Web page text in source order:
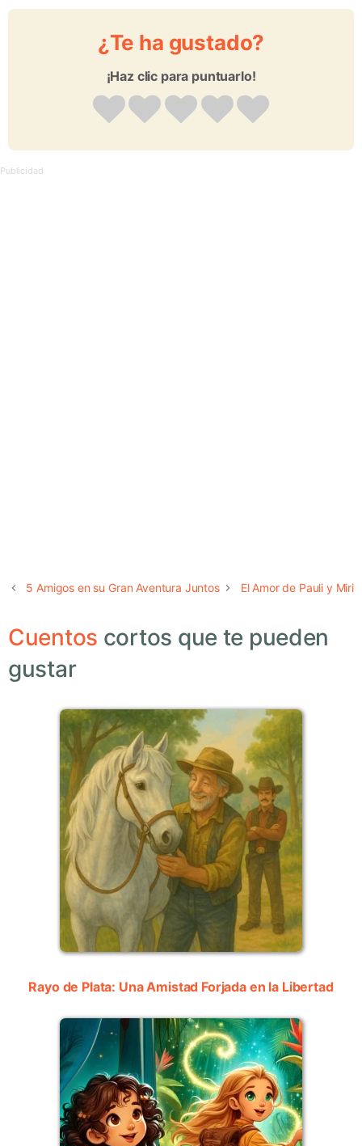
¿Te ha gustado?
¡Haz clic para puntuarlo!
5 Amigos en su Gran Aventura Juntos El Amor de Pauli y Miri
Cuentos cortos que te pueden
gustar
Rayo de Plata: Una Amistad Forjada en la Libertad